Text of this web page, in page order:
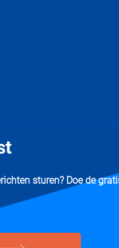
sturen? Doe de